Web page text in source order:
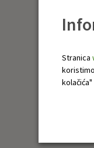
Stranica